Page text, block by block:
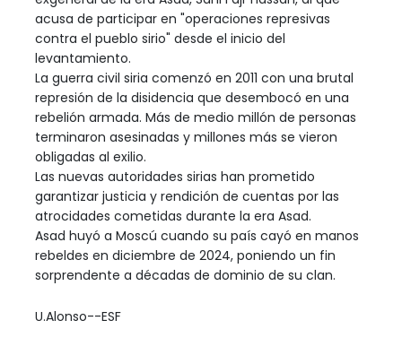
acusa de participar en "operaciones represivas
contra el pueblo sirio" desde el inicio del
levantamiento.
La guerra civil siria comenzó en 2011 con una brutal
represión de la disidencia que desembocó en una
rebelión armada. Más de medio millón de personas
terminaron asesinadas y millones más se vieron
obligadas al exilio.
Las nuevas autoridades sirias han prometido
garantizar justicia y rendición de cuentas por las
atrocidades cometidas durante la era Asad.
Asad huyó a Moscú cuando su país cayó en manos
rebeldes en diciembre de 2024, poniendo un fin
sorprendente a décadas de dominio de su clan.
U.Alonso--ESF